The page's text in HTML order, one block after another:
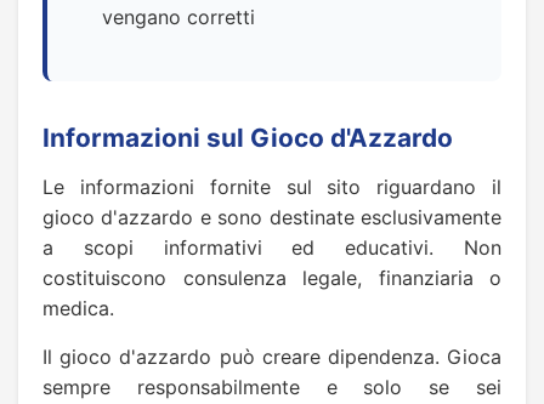
vengano corretti
Informazioni sul Gioco d'Azzardo
Le informazioni fornite sul sito riguardano il
gioco d'azzardo e sono destinate esclusivamente
a scopi informativi ed educativi. Non
costituiscono consulenza legale, finanziaria o
medica.
Il gioco d'azzardo può creare dipendenza. Gioca
sempre responsabilmente e solo se sei